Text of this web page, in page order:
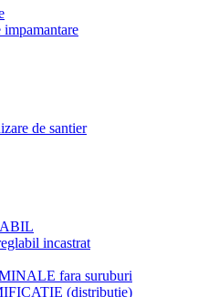
impamantare
de santier
incastrat
fara suruburi
(distributie)